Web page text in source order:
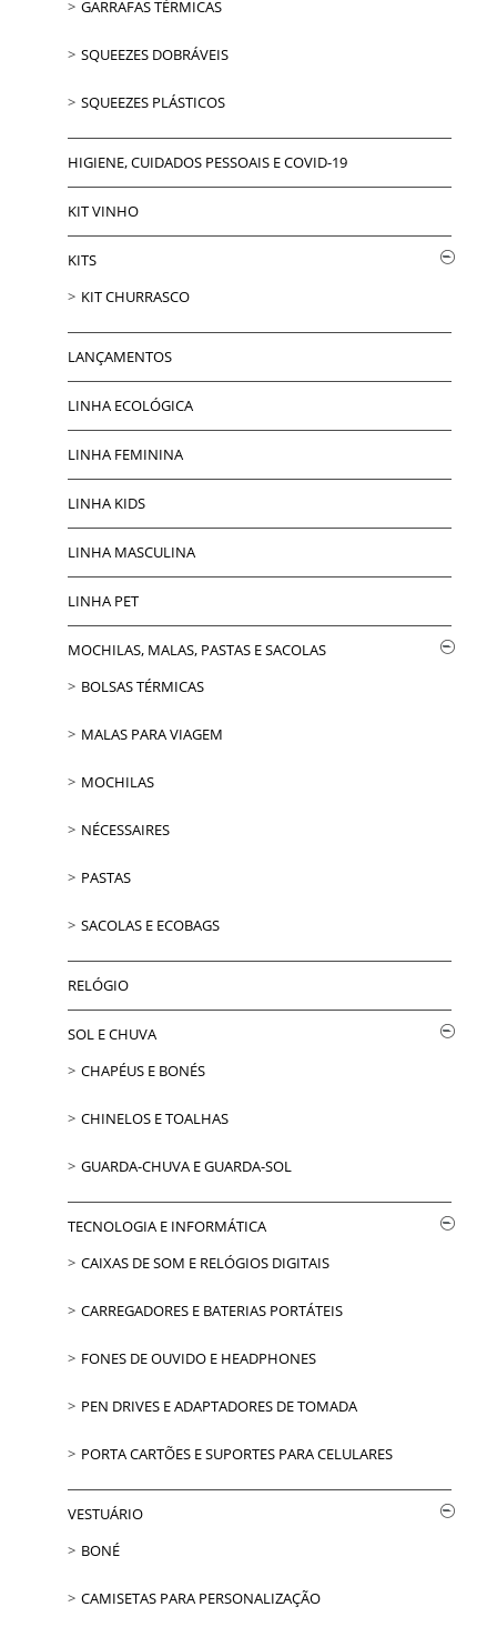
GARRAFAS TÉRMICAS
SQUEEZES DOBRÁVEIS
SQUEEZES PLÁSTICOS
HIGIENE, CUIDADOS PESSOAIS E COVID-19
KIT VINHO
KITS
KIT CHURRASCO
LANÇAMENTOS
LINHA ECOLÓGICA
LINHA FEMININA
LINHA KIDS
LINHA MASCULINA
LINHA PET
MOCHILAS, MALAS, PASTAS E SACOLAS
BOLSAS TÉRMICAS
MALAS PARA VIAGEM
MOCHILAS
NÉCESSAIRES
PASTAS
SACOLAS E ECOBAGS
RELÓGIO
SOL E CHUVA
CHAPÉUS E BONÉS
CHINELOS E TOALHAS
GUARDA-CHUVA E GUARDA-SOL
TECNOLOGIA E INFORMÁTICA
CAIXAS DE SOM E RELÓGIOS DIGITAIS
CARREGADORES E BATERIAS PORTÁTEIS
FONES DE OUVIDO E HEADPHONES
PEN DRIVES E ADAPTADORES DE TOMADA
PORTA CARTÕES E SUPORTES PARA CELULARES
VESTUÁRIO
BONÉ
CAMISETAS PARA PERSONALIZAÇÃO